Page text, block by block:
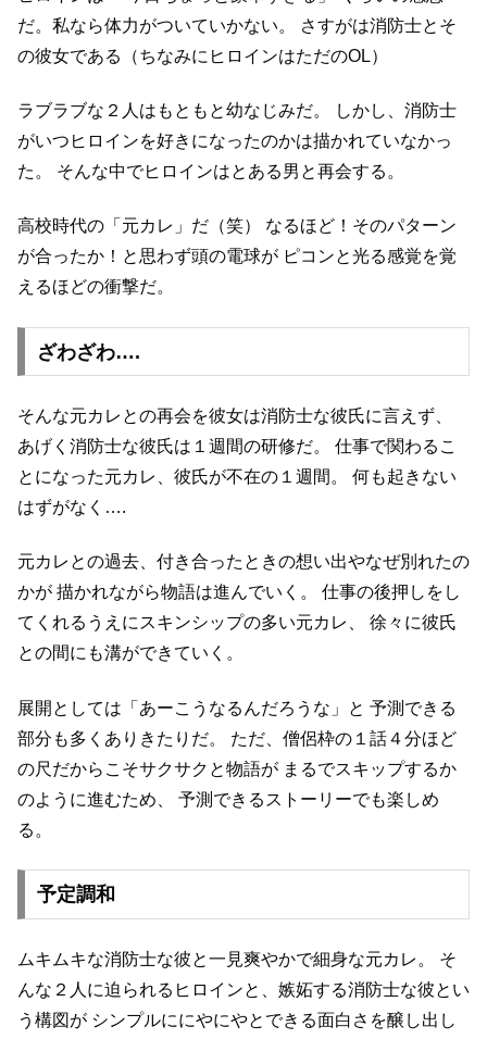
だ。私なら体力がついていかない。
さすがは消防士とそ
の彼女である（ちなみにヒロインはただのOL）
ラブラブな２人はもともと幼なじみだ。
しかし、消防士
がいつヒロインを好きになったのかは描かれていなかっ
た。
そんな中でヒロインはとある男と再会する。
高校時代の「元カレ」だ（笑）
なるほど！そのパターン
が合ったか！と思わず頭の電球が ピコンと光る感覚を覚
えるほどの衝撃だ。
ざわざわ….
そんな元カレとの再会を彼女は消防士な彼氏に言えず、
あげく消防士な彼氏は１週間の研修だ。
仕事で関わるこ
とになった元カレ、彼氏が不在の１週間。
何も起きない
はずがなく….
元カレとの過去、付き合ったときの想い出やなぜ別れたの
かが 描かれながら物語は進んでいく。
仕事の後押しをし
てくれるうえにスキンシップの多い元カレ、
徐々に彼氏
との間にも溝ができていく。
展開としては「あーこうなるんだろうな」と 予測できる
部分も多くありきたりだ。
ただ、僧侶枠の１話４分ほど
の尺だからこそサクサクと物語が まるでスキップするか
のように進むため、
予測できるストーリーでも楽しめ
る。
予定調和
ムキムキな消防士な彼と一見爽やかで細身な元カレ。
そ
んな２人に迫られるヒロインと、嫉妬する消防士な彼とい
う構図が シンプルににやにやとできる面白さを醸し出し